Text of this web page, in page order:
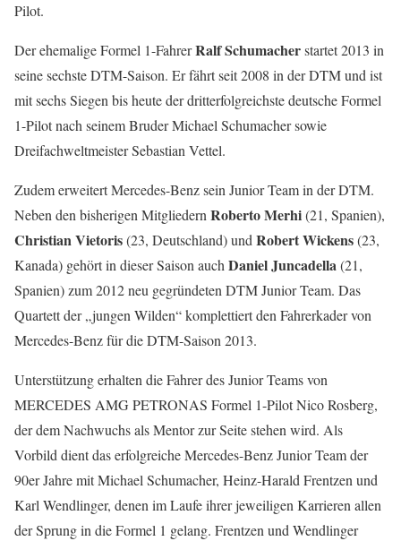
Pilot.
Der ehemalige Formel 1-FahrerRalf Schumacherstartet 2013 in
seine sechste DTM-Saison. Er fährt seit 2008 in der DTM und ist
mit sechs Siegen bis heute der dritterfolgreichste deutsche Formel
1-Pilot nach seinem Bruder Michael Schumacher sowie
Dreifachweltmeister Sebastian Vettel.
Zudem erweitert Mercedes-Benz sein Junior Team in der DTM.
Neben den bisherigen MitgliedernRoberto Merhi(21, Spanien),
Christian Vietoris(23, Deutschland) undRobert Wickens(23,
Kanada) gehört in dieser Saison auchDaniel Juncadella(21,
Spanien) zum 2012 neu gegründeten DTM Junior Team. Das
Quartett der „jungen Wilden“ komplettiert den Fahrerkader von
Mercedes-Benz für die DTM-Saison 2013.
Unterstützung erhalten die Fahrer des Junior Teams von
MERCEDES AMG PETRONAS Formel 1-Pilot Nico Rosberg,
der dem Nachwuchs als Mentor zur Seite stehen wird. Als
Vorbild dient das erfolgreiche Mercedes-Benz Junior Team der
90er Jahre mit Michael Schumacher, Heinz-Harald Frentzen und
Karl Wendlinger, denen im Laufe ihrer jeweiligen Karrieren allen
der Sprung in die Formel 1 gelang. Frentzen und Wendlinger